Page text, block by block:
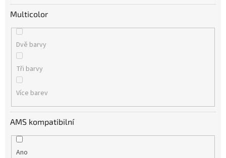
Multicolor
Dvě barvy
Tři barvy
Více barev
AMS kompatibilní
Ano